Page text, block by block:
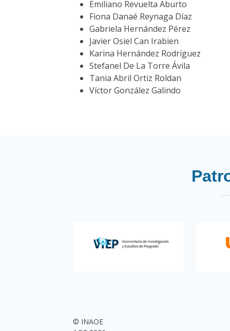
Emiliano Revuelta Aburto
Fiona Danaé Reynaga Díaz
Gabriela Hernández Pérez
Javier Osiel Can Irabien
Karina Hernández Rodríguez
Stefanel De La Torre Ávila
Tania Abril Ortiz Roldan
Víctor González Galindo
© INAOE